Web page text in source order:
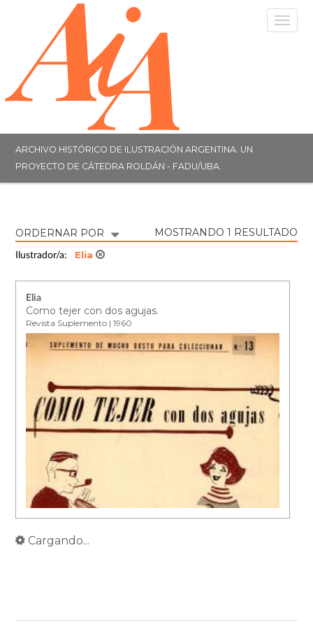
ARCHIVO HISTÓRICO DE ILUSTRACIÓN ARGENTINA. UN
PROYECTO DE CÁTEDRA ROLDÁN - FADU/UBA.
ORDERNAR POR MOSTRANDO 1 RESULTADO
Ilustrador/a: Elia
Elia
Como tejer con dos agujas.
Revista Suplemento | 1960
Cargando...